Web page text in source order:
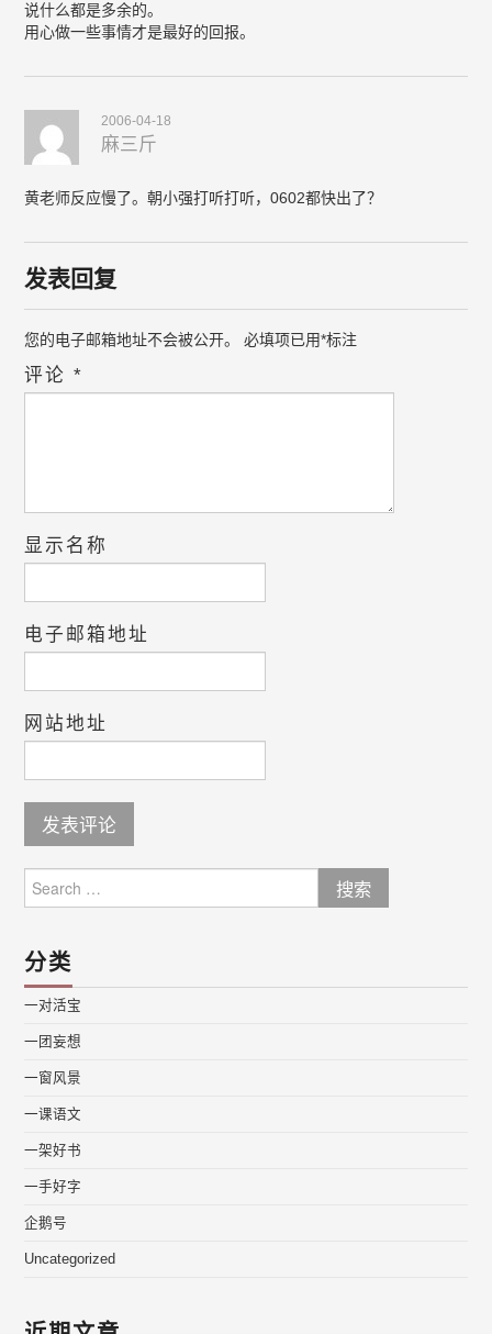
说什么都是多余的。
用心做一些事情才是最好的回报。
2006-04-18
麻三斤
黄老师反应慢了。朝小强打听打听，0602都快出了？
发表回复
您的电子邮箱地址不会被公开。 必填项已用*标注
评论*
显示名称
电子邮箱地址
网站地址
for:
分类
一对活宝
一团妄想
一窗风景
一课语文
一架好书
一手好字
企鹅号
Uncategorized